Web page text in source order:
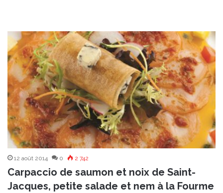
12 août 2014 0 2 742
Carpaccio de saumon et noix de Saint-
Jacques, petite salade et nem à la Fourme